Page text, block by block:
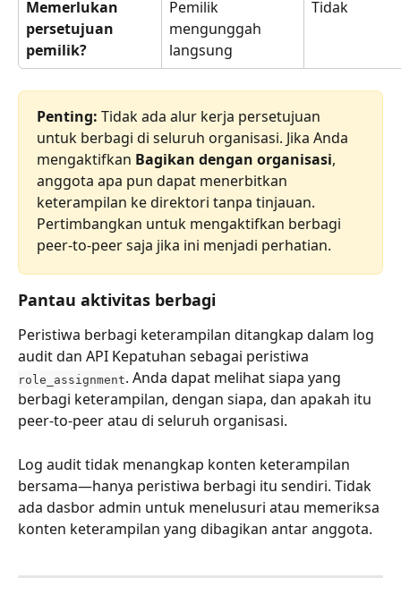
Memerlukan
persetujuan
pemilik?
Pemilik
mengunggah
langsung
Tidak
Penting: Tidak ada alur kerja persetujuan
untuk berbagi di seluruh organisasi. Jika Anda
mengaktifkan Bagikan dengan organisasi,
anggota apa pun dapat menerbitkan
keterampilan ke direktori tanpa tinjauan.
Pertimbangkan untuk mengaktifkan berbagi
peer-to-peer saja jika ini menjadi perhatian.
Pantau aktivitas berbagi
Peristiwa berbagi keterampilan ditangkap dalam log
audit dan API Kepatuhan sebagai peristiwa
role_assignment. Anda dapat melihat siapa yang
berbagi keterampilan, dengan siapa, dan apakah itu
peer-to-peer atau di seluruh organisasi.
Log audit tidak menangkap konten keterampilan
bersama—hanya peristiwa berbagi itu sendiri. Tidak
ada dasbor admin untuk menelusuri atau memeriksa
konten keterampilan yang dibagikan antar anggota.